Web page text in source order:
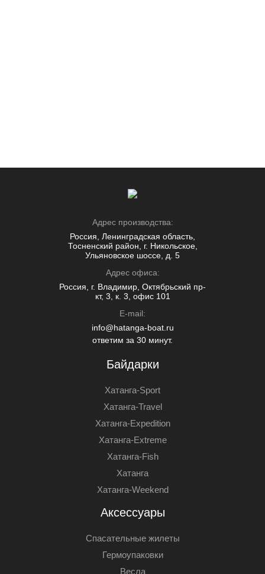
Адрес производства:
Россия, Ленинградская область,
Тосненский район, г. Никольское,
Ульяновское шоссе, д. 5
Адрес офиса:
Россия, г. Владимир, Октябрьский пр-
кт, 3, к. 3, офис 101
E-mail:
info@hatanga-boat.ru
ответим за 30 минут.
Байдарки
Хатанга-Sport
Хатанга-Travel
Хатанга-Expedition
Хатанга-Extreme
Хатанга-Fish
Хатанга
Хатанга-Weekend
Аксессуары
Спасательные жилеты
Гермоупаковки
Весла